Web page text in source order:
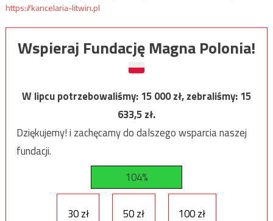
https://kancelaria-litwin.pl
Wspieraj Fundację Magna Polonia!
W lipcu potrzebowaliśmy:15 000zł, zebraliśmy:15
633,5zł.
Dziękujemy! i zachęcamy do dalszego wsparcia naszej
fundacji.
104%
30 zł 50 zł 100 zł